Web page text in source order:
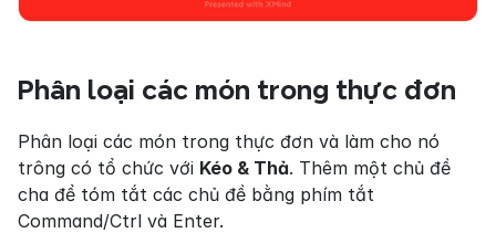
Phân loại các món trong thực đơn
Phân loại các món trong thực đơn và làm cho nó
trông có tổ chức với Kéo & Thả. Thêm một chủ đề
cha để tóm tắt các chủ đề bằng phím tắt
Command/Ctrl và Enter.